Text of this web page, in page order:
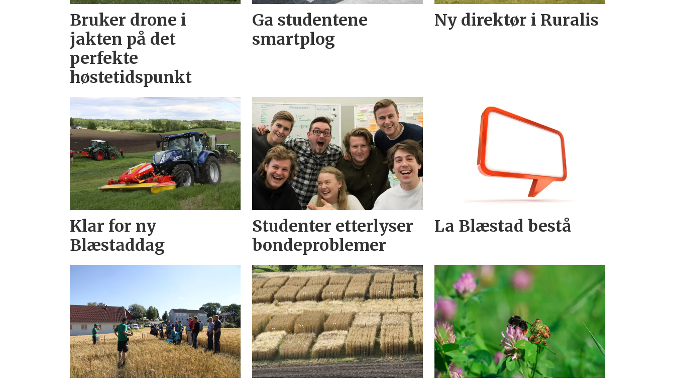
Bruker drone i
jakten på det
perfekte
høstetidspunkt
Ga studentene
smartplog
Ny direktør i Ruralis
Klar for ny
Blæstaddag
Studenter etterlyser
bondeproblemer
La Blæstad bestå